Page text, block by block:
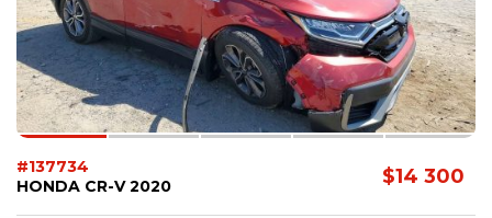
$14 300
#137734
HONDA CR-V 2020